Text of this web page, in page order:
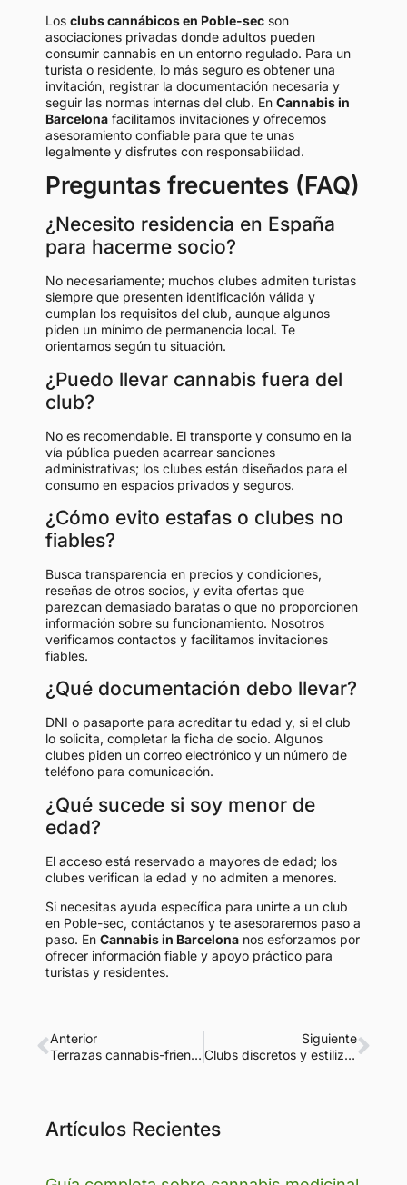
Los clubs cannábicos en Poble-sec son
asociaciones privadas donde adultos pueden
consumir cannabis en un entorno regulado. Para un
turista o residente, lo más seguro es obtener una
invitación, registrar la documentación necesaria y
seguir las normas internas del club. En Cannabis in
Barcelona facilitamos invitaciones y ofrecemos
asesoramiento confiable para que te unas
legalmente y disfrutes con responsabilidad.
Preguntas frecuentes (FAQ)
¿Necesito residencia en España
para hacerme socio?
No necesariamente; muchos clubes admiten turistas
siempre que presenten identificación válida y
cumplan los requisitos del club, aunque algunos
piden un mínimo de permanencia local. Te
orientamos según tu situación.
¿Puedo llevar cannabis fuera del
club?
No es recomendable. El transporte y consumo en la
vía pública pueden acarrear sanciones
administrativas; los clubes están diseñados para el
consumo en espacios privados y seguros.
¿Cómo evito estafas o clubes no
fiables?
Busca transparencia en precios y condiciones,
reseñas de otros socios, y evita ofertas que
parezcan demasiado baratas o que no proporcionen
información sobre su funcionamiento. Nosotros
verificamos contactos y facilitamos invitaciones
fiables.
¿Qué documentación debo llevar?
DNI o pasaporte para acreditar tu edad y, si el club
lo solicita, completar la ficha de socio. Algunos
clubes piden un correo electrónico y un número de
teléfono para comunicación.
¿Qué sucede si soy menor de
edad?
El acceso está reservado a mayores de edad; los
clubes verifican la edad y no admiten a menores.
Si necesitas ayuda específica para unirte a un club
en Poble-sec, contáctanos y te asesoraremos paso a
paso. En Cannabis in Barcelona nos esforzamos por
ofrecer información fiable y apoyo práctico para
turistas y residentes.
Anterior
Terrazas cannabis-friendly en Gràcia: guía práctica para turistas y residentes
Siguiente
Clubs discretos y estilizados en Sarrià: guía para turistas y residentes
Artículos Recientes